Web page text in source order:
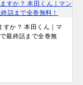
すか？ 本田くん｜マ
最終話まで全巻無